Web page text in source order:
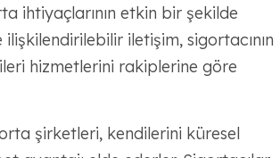
ihtiyaçlarının etkin bir şekilde
iletişim, sigortacının
hizmetlerini rakiplerine göre
şirketleri, kendilerini küresel